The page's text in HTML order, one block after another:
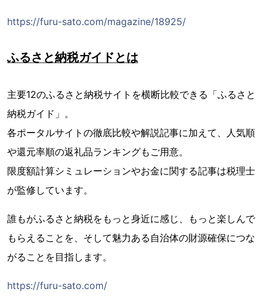
https://furu-sato.com/magazine/18925/
ふるさと納税ガイドとは
主要12のふるさと納税サイトを横断比較できる「ふるさと
納税ガイド」。
各ポータルサイトの徹底比較や解説記事に加えて、人気順
や還元率順の返礼品ランキングもご用意。
限度額計算シミュレーションやお金に関する記事は税理士
が監修しています。
誰もがふるさと納税をもっと身近に感じ、もっと楽しんで
もらえることを、そして魅力ある自治体の財源確保につな
がることを目指します。
https://furu-sato.com/